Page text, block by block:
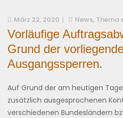
März 22, 2020 News, Thema
Vorläufige
Grund der
Ausgangssperren.
Auf Grund der am heutigen
zusätzlich ausgesprochenen
verschiedenen Bundesländern